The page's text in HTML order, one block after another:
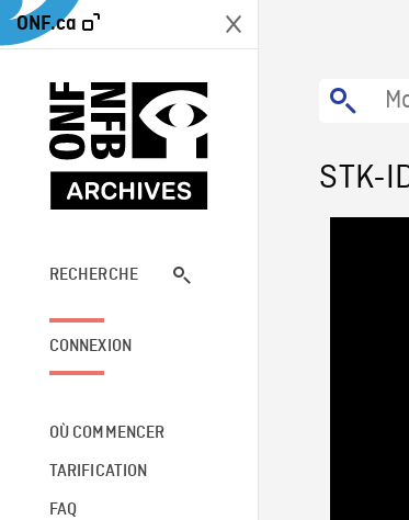
ONF.ca
RECHERCHE
CONNEXION
OÙ COMMENCER
TARIFICATION
FAQ
STK-